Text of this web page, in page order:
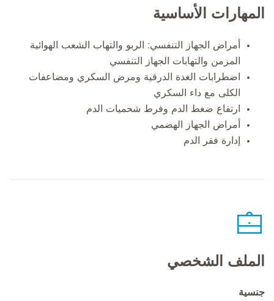
المهارات الأساسية
أمراض الجهاز التنفسي: الربو والتهاب الشعب الهوائية
المزمن والتهابات الجهاز التنفسي
اضطرابات الغدة الدرقية ومرض السكري ومضاعفات
الكلى مع داء السكري
ارتفاع ضغط الدم وفرط شحميات الدم
أمراض الجهاز الهضمي
إدارة فقر الدم
الملف الشخصي
جنسية